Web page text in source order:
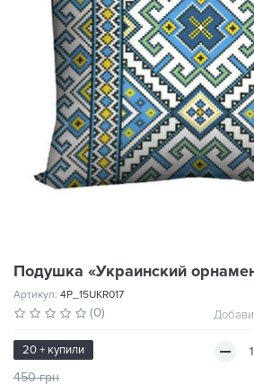
Подушка «Украинский
Артикул: 4P_15UKR017
(0)
20 + купили
450 грн